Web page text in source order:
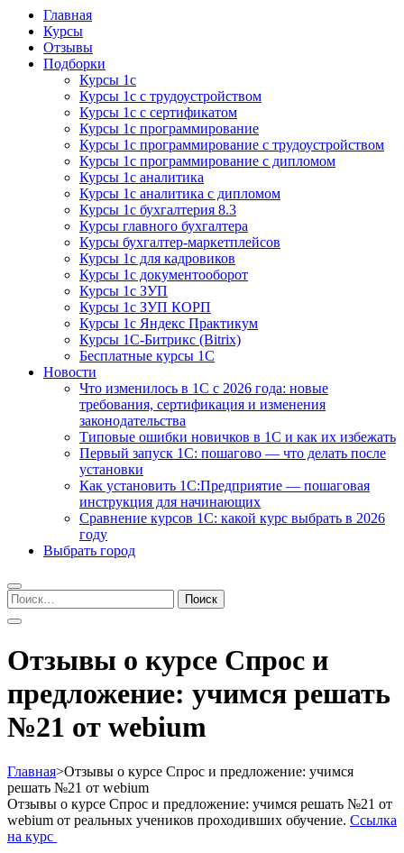
Курсы 1С
Курсы 1С официальная сертификация
Главная
Курсы
Отзывы
Подборки
Курсы 1с
Курсы 1с с трудоустройством
Курсы 1с с сертификатом
Курсы 1с программирование
Курсы 1с программирование с трудоустройством
Курсы 1с программирование с дипломом
Курсы 1с аналитика
Курсы 1с аналитика с дипломом
Курсы 1с бухгалтерия 8.3
Курсы главного бухгалтера
Курсы бухгалтер-маркетплейсов
Курсы 1с для кадровиков
Курсы 1с документооборот
Курсы 1с ЗУП
Курсы 1с ЗУП КОРП
Курсы 1с Яндекс Практикум
Курсы 1С-Битрикс (Bitrix)
Бесплатные курсы 1С
Новости
Что изменилось в 1С с 2026 года: новые
требования, сертификация и изменения
законодательства
Типовые ошибки новичков в 1С и как их избежать
Первый запуск 1С: пошагово — что делать после
установки
Как установить 1С:Предприятие — пошаговая
инструкция для начинающих
Сравнение курсов 1С: какой курс выбрать в 2026
году
Выбрать город
Найти:
Отзывы о курсе Спрос и
предложение: учимся решать
№21 от webium
Главная>Отзывы о курсе Спрос и предложение: учимся
решать №21 от webium
Отзывы о курсе Спрос и предложение: учимся решать №21 от
webium от реальных учеников проходивших обучение. Ссылка
на курс